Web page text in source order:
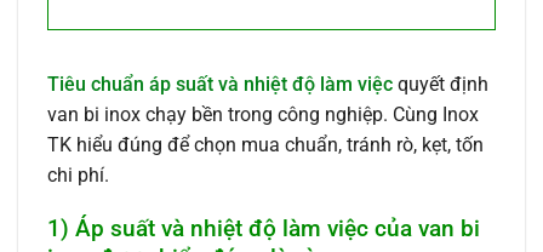
Tiêu chuẩn áp suất và nhiệt độ làm việc quyết định
van bi inox chạy bền trong công nghiệp. Cùng Inox
TK hiểu đúng để chọn mua chuẩn, tránh rò, kẹt, tốn
chi phí.
1) Áp suất và nhiệt độ làm việc của van bi